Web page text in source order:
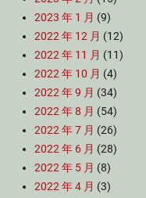
2023 年 1 月 (9)
2022 年 12 月 (12)
2022 年 11 月 (11)
2022 年 10 月 (4)
2022 年 9 月 (34)
2022 年 8 月 (54)
2022 年 7 月 (26)
2022 年 6 月 (28)
2022 年 5 月 (8)
2022 年 4 月 (3)